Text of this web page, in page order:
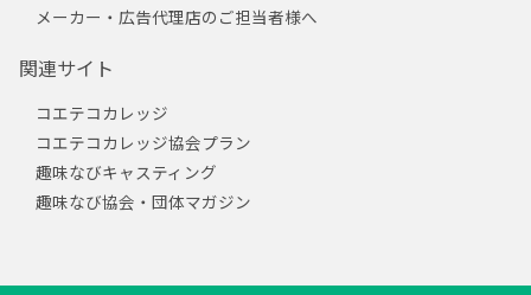
メーカー・広告代理店のご担当者様へ
関連サイト
コエテコカレッジ
コエテコカレッジ協会プラン
趣味なびキャスティング
趣味なび協会・団体マガジン